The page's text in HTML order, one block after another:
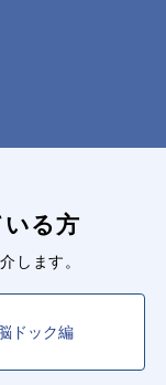
いる方
します。
脳ドック編